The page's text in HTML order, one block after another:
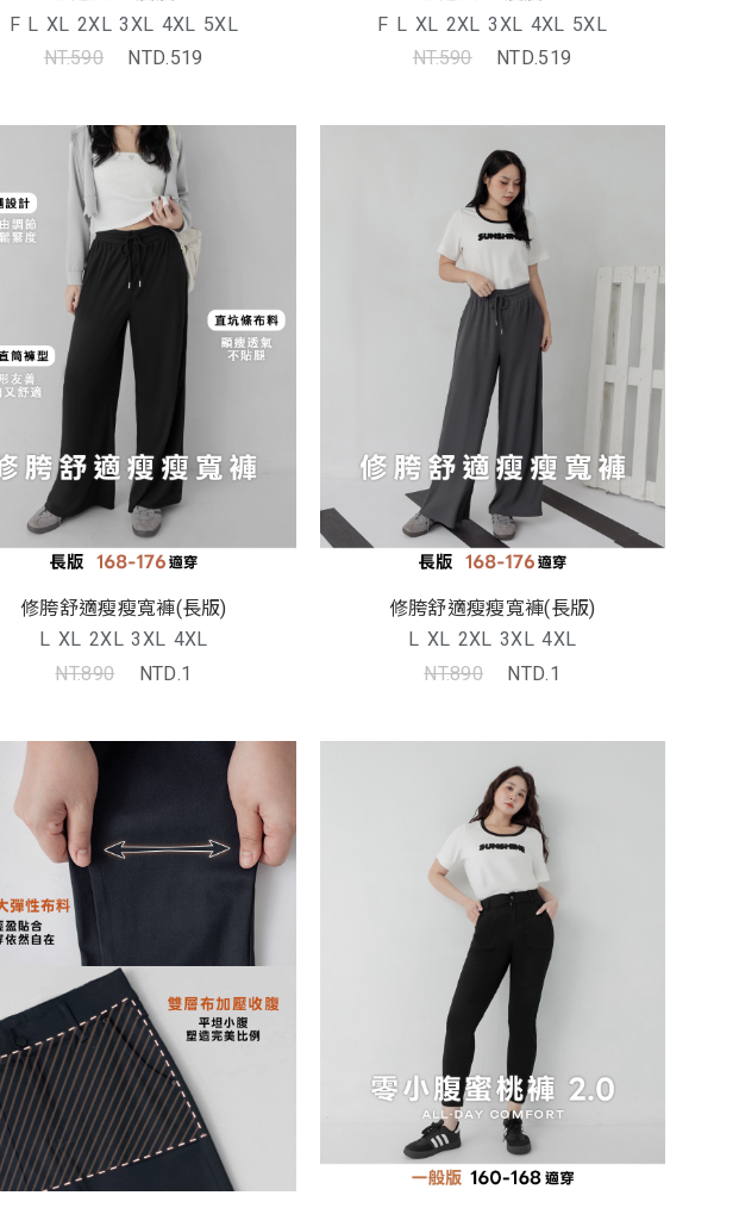
F L XL 2XL 3XL 4XL 5XL
NT.590
NTD.519
F L XL 2XL 3XL 4XL 5XL
NT.590
NTD.519
修胯舒適瘦瘦寬褲(長版)
L XL 2XL 3XL 4XL
NT.890
NTD.1
修胯舒適瘦瘦寬褲(長版)
L XL 2XL 3XL 4XL
NT.890
NTD.1